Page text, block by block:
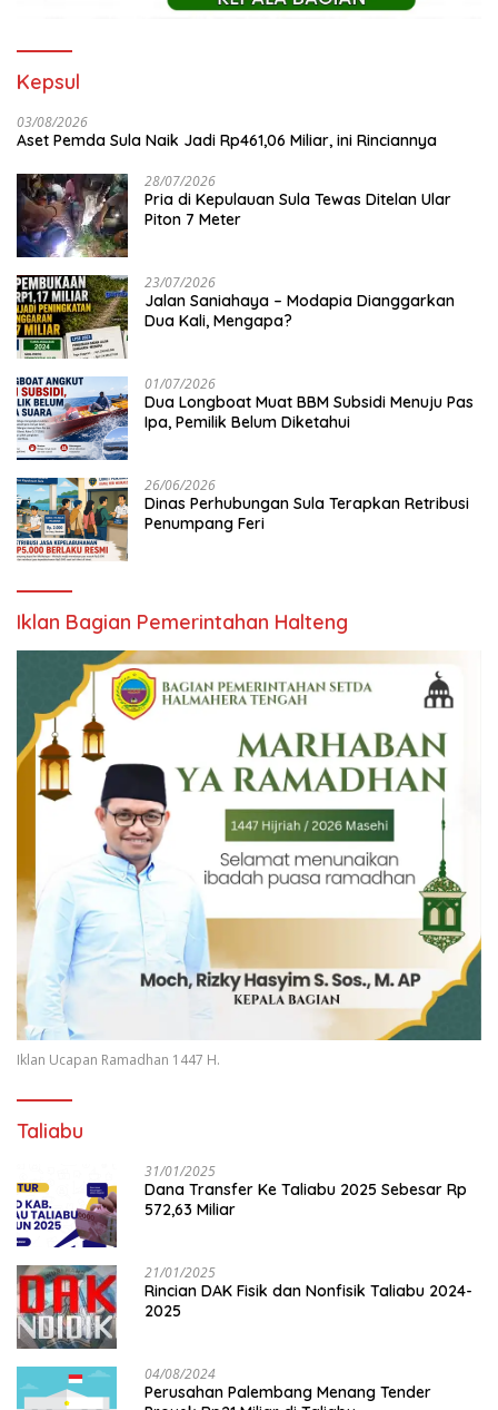
Kepsul
03/08/2026
Aset Pemda Sula Naik Jadi Rp461,06 Miliar, ini Rinciannya
28/07/2026
Pria di Kepulauan Sula Tewas Ditelan Ular
Piton 7 Meter
23/07/2026
Jalan Saniahaya – Modapia Dianggarkan
Dua Kali, Mengapa?
01/07/2026
Dua Longboat Muat BBM Subsidi Menuju Pas
Ipa, Pemilik Belum Diketahui
26/06/2026
Dinas Perhubungan Sula Terapkan Retribusi
Penumpang Feri
Iklan Bagian Pemerintahan Halteng
Iklan Ucapan Ramadhan 1447 H.
Taliabu
31/01/2025
Dana Transfer Ke Taliabu 2025 Sebesar Rp
572,63 Miliar
21/01/2025
Rincian DAK Fisik dan Nonfisik Taliabu 2024-
2025
04/08/2024
Perusahan Palembang Menang Tender